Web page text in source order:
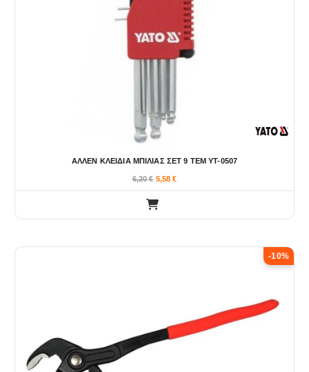
ΑΛΛΕΝ ΚΛΕΙΔΙΑ ΜΠΙΛΙΑΣ ΣΕΤ 9 ΤΕΜ YT-0507
6,20€ 5,58€
-10%